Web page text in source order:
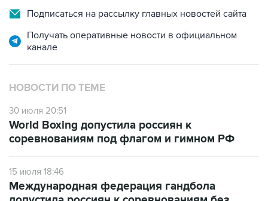
Подписаться на рассылку главных новостей сайта
Получать оперативные новости в официальном
канале
НОВОСТИ ПО ТЕМЕ
30 июля 20:51
World Boxing допустила россиян к
соревнованиям под флагом и гимном РФ
15 июля 18:46
Международная федерация гандбола